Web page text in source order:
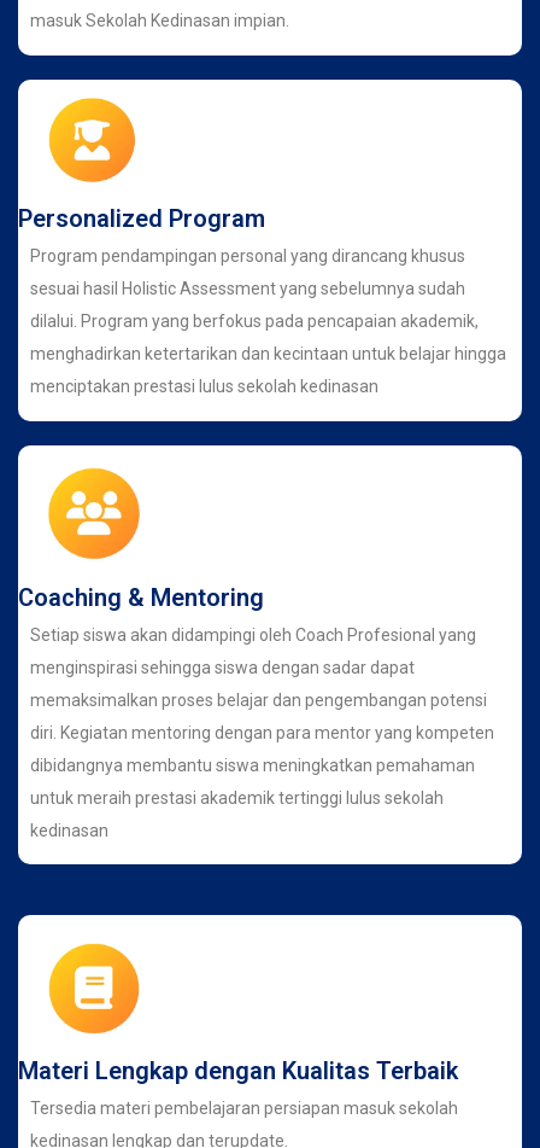
masuk Sekolah Kedinasan impian.
Personalized Program
Program pendampingan personal yang dirancang khusus
sesuai hasil Holistic Assessment yang sebelumnya sudah
dilalui. Program yang berfokus pada pencapaian akademik,
menghadirkan ketertarikan dan kecintaan untuk belajar hingga
menciptakan prestasi lulus sekolah kedinasan
Coaching & Mentoring
Setiap siswa akan didampingi oleh Coach Profesional yang
menginspirasi sehingga siswa dengan sadar dapat
memaksimalkan proses belajar dan pengembangan potensi
diri. Kegiatan mentoring dengan para mentor yang kompeten
dibidangnya membantu siswa meningkatkan pemahaman
untuk meraih prestasi akademik tertinggi lulus sekolah
kedinasan
Materi Lengkap dengan Kualitas Terbaik
Tersedia materi pembelajaran persiapan masuk sekolah
kedinasan lengkap dan terupdate.